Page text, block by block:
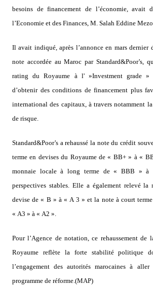
besoins de financement de l’économie, avait
l’Economie et des Finances, M. Salah Eddine
Il avait indiqué, après l’annonce en mars dernier
note accordée au Maroc par Standard&Poor’s,
rating du Royaume à l' »Investment grade »
d’obtenir des conditions de financement plus
international des capitaux, à travers notamment
de risque.
Standard&Poor’s a rehaussé la note du crédit
terme en devises du Royaume de « BB+ » à «
monnaie locale à long terme de « BBB » à
perspectives stables. Elle a également relevé
devise de « B » à « A 3 » et la note à court
« A3 » à « A2 ».
Pour l’Agence de notation, ce rehaussement
Royaume reflète la forte stabilité politique
l’engagement des autorités marocaines à
programme de réforme.(MAP)